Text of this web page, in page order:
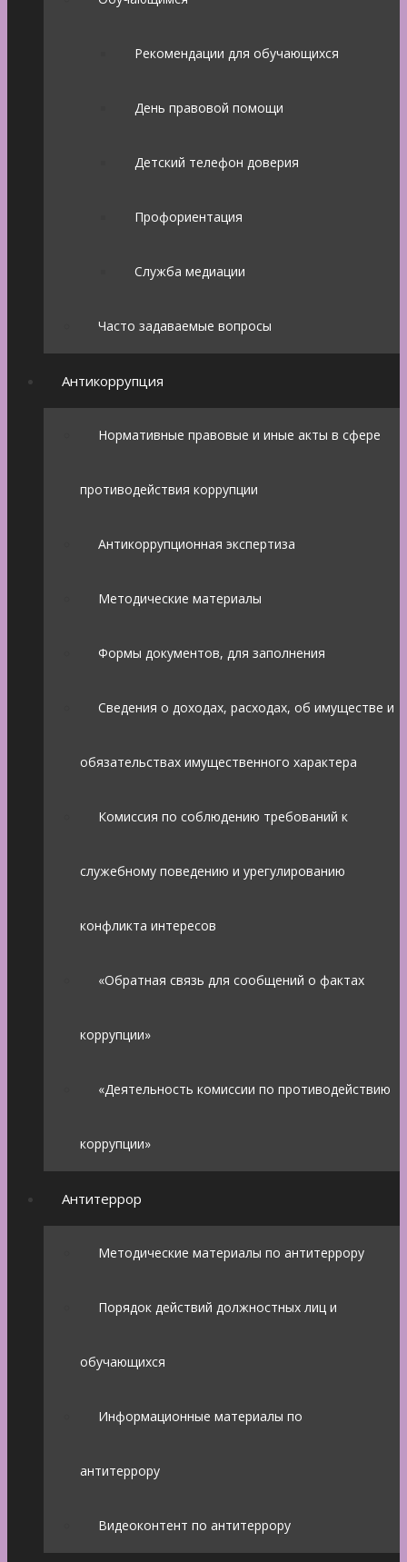
Рекомендации для обучающихся
День правовой помощи
Детский телефон доверия
Профориентация
Служба медиации
Часто задаваемые вопросы
Антикоррупция
Нормативные правовые и иные акты в сфере
противодействия коррупции
Антикоррупционная экспертиза
Методические материалы
Формы документов, для заполнения
Сведения о доходах, расходах, об имуществе и
обязательствах имущественного характера
Комиссия по соблюдению требований к
служебному поведению и урегулированию
конфликта интересов
«Обратная связь для сообщений о фактах
коррупции»
«Деятельность комиссии по противодействию
коррупции»
Антитеррор
Методические материалы по антитеррору
Порядок действий должностных лиц и
обучающихся
Информационные материалы по
антитеррору
Видеоконтент по антитеррору